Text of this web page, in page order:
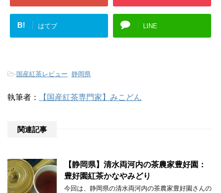
B! はてブ LINE
-国産紅茶レビュー, 静岡県
執筆者： 【国産紅茶専門家】みこどん
関連記事
【静岡県】清水両河内の茶農家豊好園：
豊好園紅茶かなやみどり
今回は、静岡県の清水両河内の茶農家豊好園さんの